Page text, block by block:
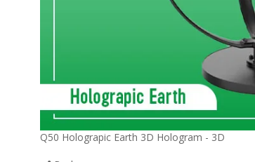
Q50 Holograpic Earth 3D Hologram - 3D